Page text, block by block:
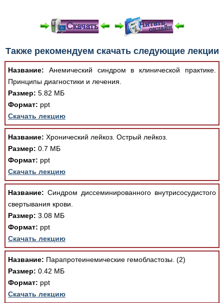
При просмотре в режиме "Читать онлайн" возможны
различные ошибки отображения документа в результате
отсутствия поддержки Вашим браузером шрифтов и
изменения размеров исходных шаблонов. При
скачивании документа данная ошибка устраняется Вашим
программным обеспечением автоматически.
Также рекомендуем скачать следующие лекции
Название: Анемический синдром в клинической практике.
Принципы диагностики и лечения.
Размер: 5.82 МБ
Формат: ppt
Скачать лекцию
Название: Хронический лейкоз. Острый лейкоз.
Размер: 0.7 МБ
Формат: ppt
Скачать лекцию
Название: Синдром диссеминированного внутрисосудистого
свертывания крови.
Размер: 3.08 МБ
Формат: ppt
Скачать лекцию
Название: Парапротеинемические гемобластозы. (2)
Размер: 0.42 МБ
Формат: ppt
Скачать лекцию